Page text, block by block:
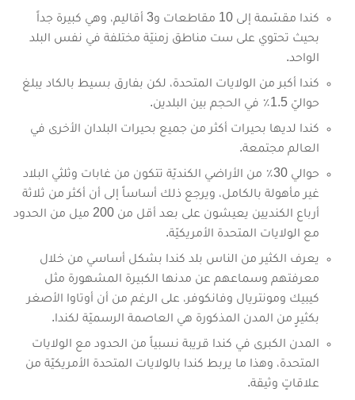
كندا مقسّمة إلى 10 مقاطعات و3 أقاليم، وهي كبيرة جداً
بحيث تحتوي على ست مناطق زمنيّة مختلفة في نفس البلد
الواحد.
كندا أكبر من الولايات المتحدة، لكن بفارق بسيط بالكاد يبلغ
حواليّ 1.5٪ في الحجم بين البلدين.
كندا لديها بحيرات أكثر من جميع بحيرات البلدان الأخرى في
العالم مجتمعة.
حوالي 30٪ من الأراضي الكنديّة تتكون من غابات وثلثي البلاد
غير مأهولة بالكامل، ويرجع ذلك أساساً إلى أن أكثر من ثلاثة
أرباع الكنديين يعيشون على بعد أقل من 200 ميل من الحدود
مع الولايات المتحدة الأمريكيّة.
يعرف الكثير من الناس بلد كندا بشكل أساسي من خلال
معرفتهم وسماعهم عن مدنها الكبيرة المشهورة مثل
كيبيك ومونتريال وفانكوفر، على الرغم من أن أوتاوا الأصغر
بكثيرٍ من المدن المذكورة هي العاصمة الرسميّة لكندا.
المدن الكبرى في كندا قريبة نسبياً من الحدود مع الولايات
المتحدة، وهذا ما يربط كندا بالولايات المتحدة الأمريكيّة من
علاقاتٍ وثيقة.